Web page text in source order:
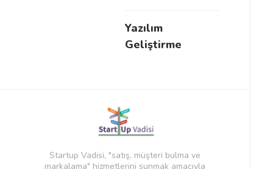
Yazılım
Geliştirme
Startup Vadisi, "satış, müşteri bulma ve
markalama" hizmetlerini sunmak amacıyla